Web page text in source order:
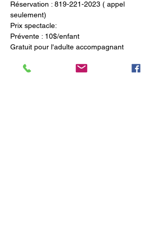
Réservation : 819-221-2023 ( appel
seulement)
Prix spectacle:
Prévente : 10$/enfant
Gratuit pour l'adulte accompagnant
Afficher plus